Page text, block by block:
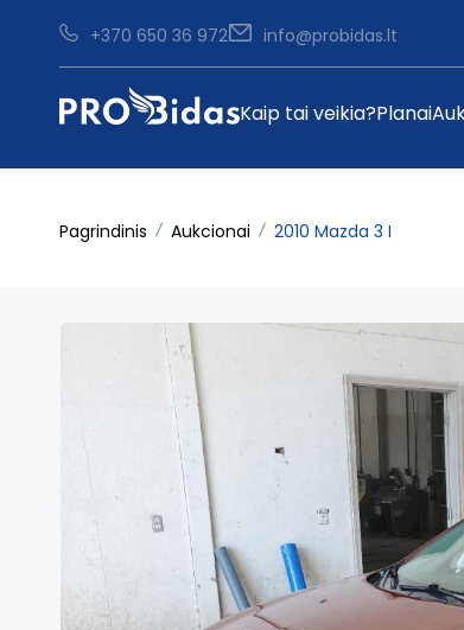
+370 650 36 972 info@probidas.lt
Kaip tai veikia?Planai
Pagrindinis Aukcionai 2010 Mazda 3 I